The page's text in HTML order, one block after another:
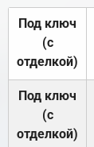
Под ключ
(с
отделкой)
Под ключ
(с
отделкой)